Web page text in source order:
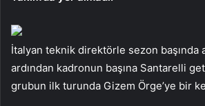
İtalyan teknik direktörle sezon başında
ardından kadronun başına Santarelli
grubun ilk turunda Gizem Örge’ye bir